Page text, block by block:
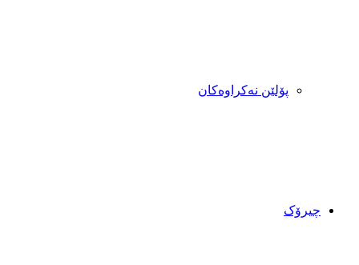
پۆلێن نەکراوەکان
چیرۆک